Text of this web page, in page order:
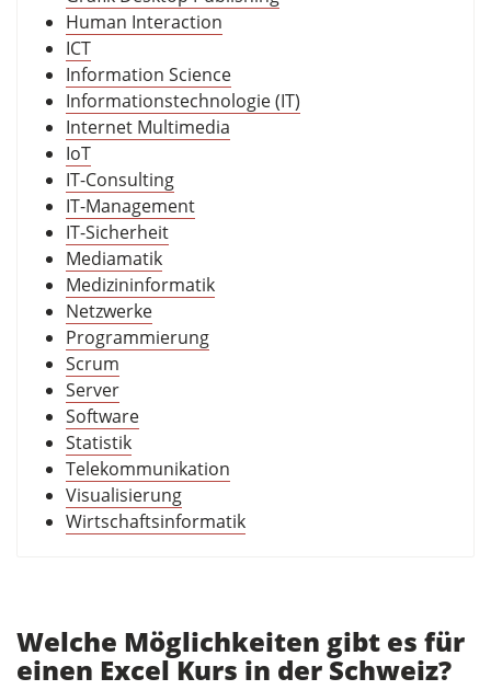
Welche Möglichkeiten gibt es für
einen Excel Kurs in der Schweiz?
Human Interaction
ICT
Information Science
Informationstechnologie (IT)
Internet Multimedia
IoT
IT-Consulting
IT-Management
IT-Sicherheit
Mediamatik
Medizininformatik
Netzwerke
Programmierung
Scrum
Server
Software
Statistik
Telekommunikation
Visualisierung
Wirtschaftsinformatik